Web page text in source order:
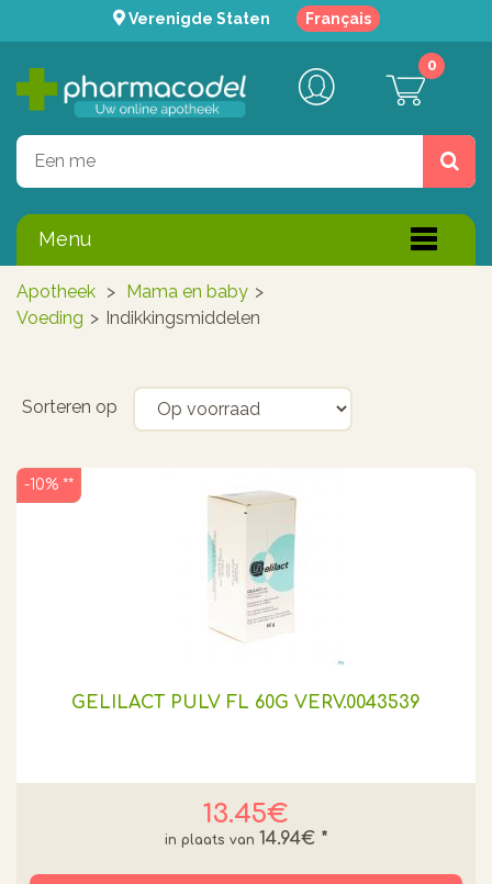
Verenigde Staten Français
0
Menu
Apotheek > Mama en baby >
Voeding > Indikkingsmiddelen
Sorteren op
GELILACT PULV FL 60G VERV.0043539
13.45€
14.94€ *
-10% **